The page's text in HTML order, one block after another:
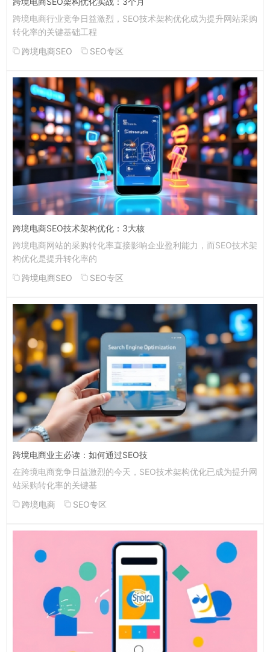
跨境电商行业竞争日益激烈，SEO技术架构优化成为提升网站采购
转化率的关键基础工程
跨境电商SEO
SEO专区
跨境电商SEO技术架构优化：3大核
跨境电商网站的采购转化率直接影响企业盈利能力，而SEO技术架
构优化是提升转化率的
跨境电商SEO
SEO专区
跨境电商业主必读：如何通过SEO技
在跨境电商竞争日益激烈的今天，SEO技术架构优化已成为提升网
站采购转化率的关键基
跨境电商
SEO专区